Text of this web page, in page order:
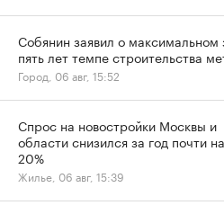
Собянин заявил о максимальном
пять лет темпе строительства
Город, 06 авг, 15:52
Спрос на новостройки Москвы и
области снизился за год почти на
20%
Жилье, 06 авг, 15:39